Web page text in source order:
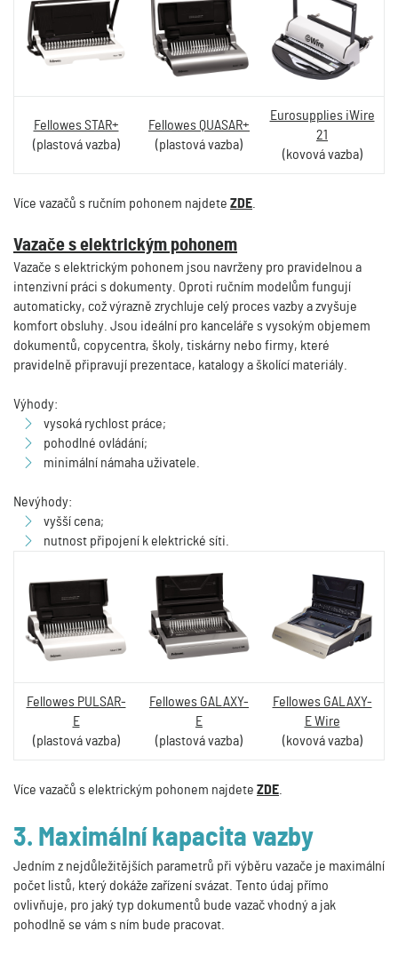
Fellowes STAR+
(plastová vazba)
Fellowes QUASAR+
(plastová vazba)
Eurosupplies iWire
21
(kovová vazba)
Více vazačů s ručním pohonem najdete ZDE
Vazače s elektrickým pohonem
Vazače s elektrickým pohonem jsou navrženy pro pravidelnou a
intenzivní práci s dokumenty. Oproti ručním modelům fungují
automaticky, což výrazně zrychluje celý proces vazby a zvyšuje
komfort obsluhy. Jsou ideální pro kanceláře s vysokým objemem
dokumentů, copycentra, školy, tiskárny nebo firmy, které
pravidelně připravují prezentace, katalogy a školící materiály.
Výhody:
vysoká rychlost práce;
pohodlné ovládání;
minimální námaha uživatele.
Nevýhody:
vyšší cena;
nutnost připojení k elektrické síti.
Fellowes PULSAR-
E
(plastová vazba)
Fellowes GALAXY-
E
(plastová vazba)
Fellowes GALAXY-
E Wire
(kovová vazba)
Více vazačů s elektrickým pohonem najdete ZDE
3. Maximální kapacita vazby
Jedním z nejdůležitějších parametrů při výběru vazače je maximální
počet listů, který dokáže zařízení svázat. Tento údaj přímo
ovlivňuje, pro jaký typ dokumentů bude vazač vhodný a jak
pohodlně se vám s ním bude pracovat.